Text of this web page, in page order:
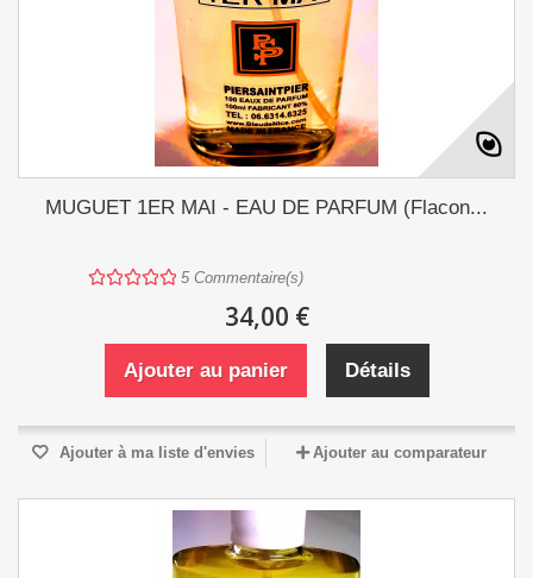
MUGUET 1ER MAI - EAU DE PARFUM (Flacon...
5 Commentaire(s)
34,00 €
Ajouter au panier Détails
Ajouter à ma liste d'envies Ajouter au comparateur